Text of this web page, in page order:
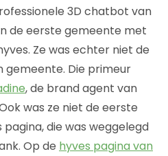
3D chatbot van
de eerste gemeente met
Ze was echter niet de
Die primeur
, de brand agent van
was ze niet de eerste
die was weggelegd
Op de hyves pagina van